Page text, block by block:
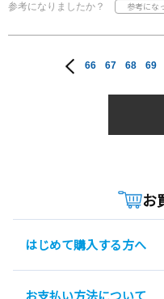
参考になりましたか？
66 67 68 69
お
はじめて購入する方へ